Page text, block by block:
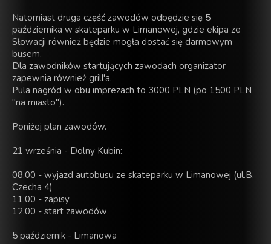
Natomiast druga część zawodów odbędzie się 5
października w skateparku w Limanowej, gdzie ekipa ze
Słowacji również będzie mogła dostać się darmowym
busem.
Dla zawodników startujących zawodach organizator
zapewnia również grill'a.
Pula nagród w obu imprezach to 3000 PLN (po 1500 PLN
"na miasto").
Poniżej plan zawodów.
21 września - Dolny Kubin:
08.00 - wyjazd autobusu ze skateparku w Limanowej (ul.B.
Czecha 4)
11.00 - zapisy
12.00 - start zawodów
5 październik - Limanowa